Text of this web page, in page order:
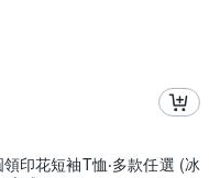
印花短袖T恤‧多款任選 (冰